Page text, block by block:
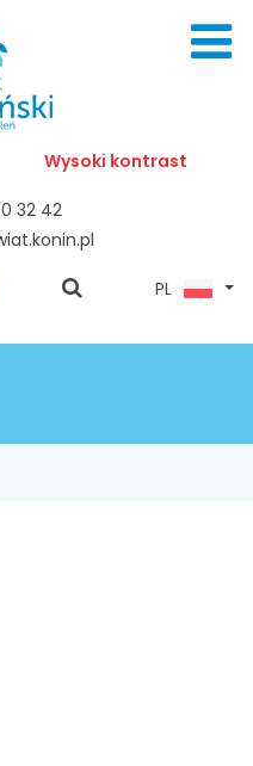
Wysoki kontrast
32 42
pokaż
PL